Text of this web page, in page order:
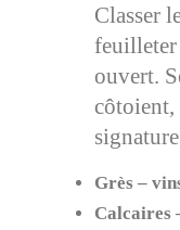
Classer
feuilleter
ouvert.
côtoient,
Grès –
Calcaires